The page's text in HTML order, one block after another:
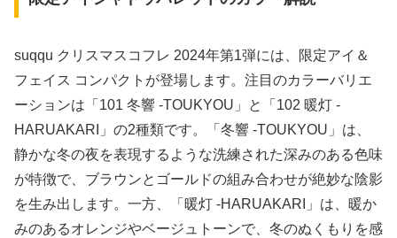
suqqu クリスマスコフレ 2024年第1弾には、限定アイ＆
フェイス コンパクトが登場します。注目のカラーバリエ
ーションは「101 冬響 -TOUKYOU」と「102 暖灯 -
HARUAKARI」の2種類です。「冬響 -TOUKYOU」は、
静かな冬の夜を表現するような洗練された深みのある色味
が特徴で、ブラウンとゴールドの組み合わせが絶妙な陰影
を生み出します。一方、「暖灯 -HARUAKARI」は、暖か
みのあるオレンジやベージュトーンで、冬のぬくもりを感